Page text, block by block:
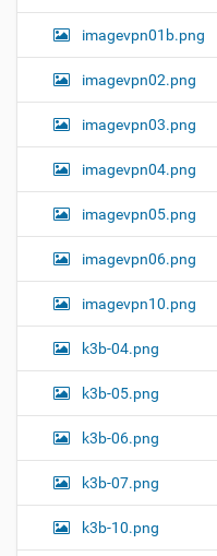
imagevpn01b.png
imagevpn02.png
imagevpn03.png
imagevpn04.png
imagevpn05.png
imagevpn06.png
imagevpn10.png
k3b-04.png
k3b-05.png
k3b-06.png
k3b-07.png
k3b-10.png